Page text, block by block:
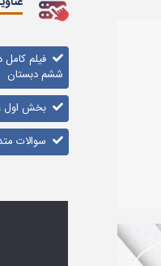
فیلم
ششم دبستان
بخش اول
سوالات